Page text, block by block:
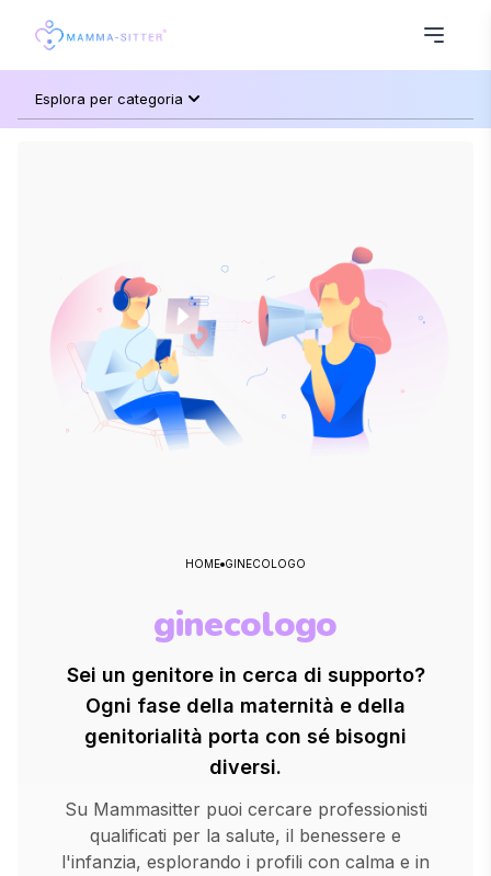
Esplora per categoria
HOME GINECOLOGO
ginecologo
Sei un genitore in cerca di supporto?
Ogni fase della maternità e della
genitorialità porta con sé bisogni
diversi.
Su Mammasitter puoi cercare professionisti
qualificati per la salute, il benessere e
l'infanzia, esplorando i profili con calma e in